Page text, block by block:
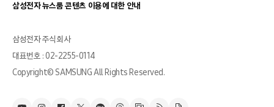
삼성전자 뉴스룸 콘텐츠 이용에 대한 안내
삼성전자 주식회사
대표번호 : 02-2255-0114
Copyright© SAMSUNG All Rights Reserved.